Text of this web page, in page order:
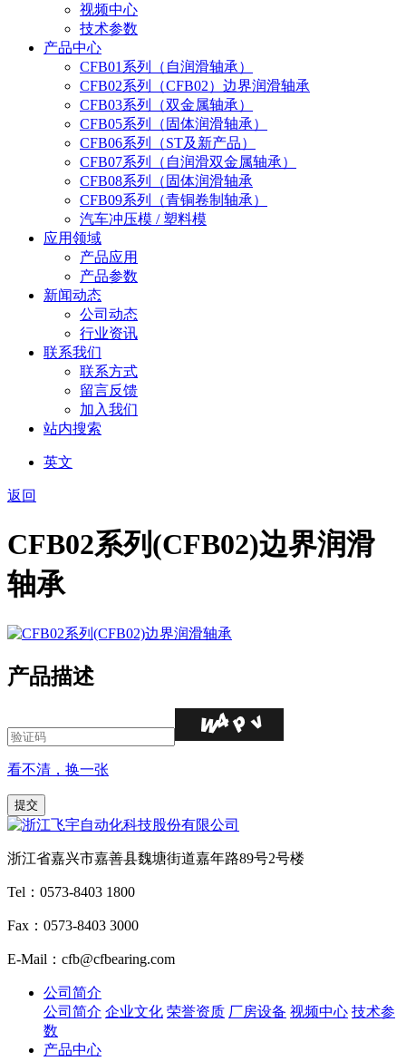
视频中心
技术参数
产品中心
CFB01系列（自润滑轴承）
CFB02系列（CFB02）边界润滑轴承
CFB03系列（双金属轴承）
CFB05系列（固体润滑轴承）
CFB06系列（ST及新产品）
CFB07系列（自润滑双金属轴承）
CFB08系列（固体润滑轴承
CFB09系列（青铜卷制轴承）
汽车冲压模 / 塑料模
应用领域
产品应用
产品参数
新闻动态
公司动态
行业资讯
联系我们
联系方式
留言反馈
加入我们
站内搜索
英文
返回
CFB02系列(CFB02)边界润滑
轴承
产品描述
看不清，换一张
浙江省嘉兴市嘉善县魏塘街道嘉年路89号2号楼
Tel：0573-8403 1800
Fax：0573-8403 3000
E-Mail：cfb@cfbearing.com
公司简介
公司简介 企业文化 荣誉资质 厂房设备 视频中心 技术参
数
产品中心